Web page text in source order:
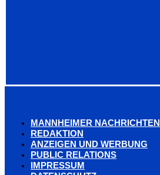
MANNHEIMER NACHRICHTEN
REDAKTION
ANZEIGEN UND WERBUNG
PUBLIC RELATIONS
IMPRESSUM